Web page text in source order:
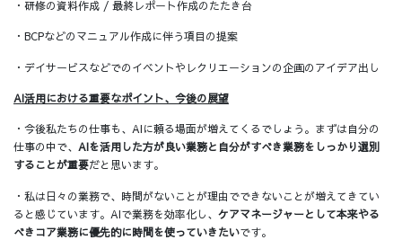
・研修の資料作成 / 最終レポート作成のたたき台
・BCPなどのマニュアル作成に伴う項目の提案
・デイサービスなどでのイベントやレクリエーションの企画のアイデア出し
AI活用における重要なポイント、今後の展望
・今後私たちの仕事も、AIに頼る場面が増えてくるでしょう。まずは自分の
仕事の中で、 AIを活用した方が良い業務と自分がすべき業務をしっかり選別
することが重要だと思います。
・私は日々の業務で、時間がないことが理由でできないことが増えてきてい
ると感じています。AIで業務を効率化し、 ケアマネージャーとして本来やる
べきコア業務に優先的に時間を使っていきたいです。